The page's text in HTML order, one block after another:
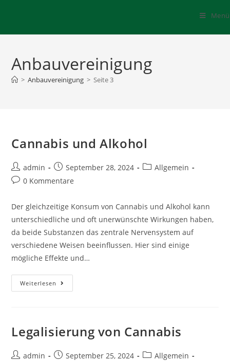
Menü
Anbauvereinigung
> Anbauvereinigung > Seite 3
Cannabis und Alkohol
admin September 28, 2024
Allgemein
0 Kommentare
Der gleichzeitige Konsum von Cannabis und Alkohol kann
unterschiedliche und oft unerwünschte Wirkungen haben,
da beide Substanzen das zentrale Nervensystem auf
verschiedene Weisen beeinflussen. Hier sind einige
mögliche Effekte und…
Weiterlesen
Legalisierung von Cannabis
admin September 25, 2024
Allgemein